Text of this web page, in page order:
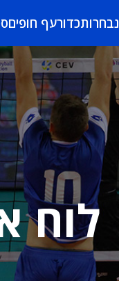
נבחרותכדורעף חופים
לוח